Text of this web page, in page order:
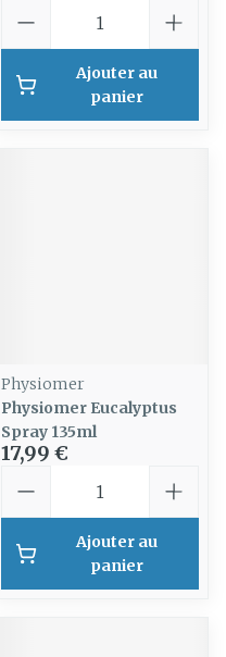
Ajouter au
panier
Physiomer
Physiomer Eucalyptus
Spray 135ml
17,99 €
Ajouter au
panier